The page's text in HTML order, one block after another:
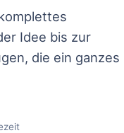
Idee bis zur
die ein ganzes